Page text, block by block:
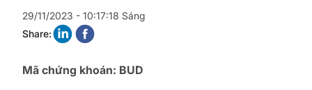
29/11/2023 - 10:17:18 Sáng
Share:
Mã chứng khoán: BUD